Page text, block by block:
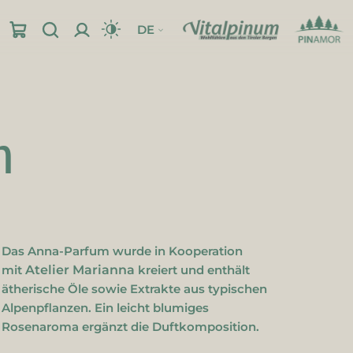
DE
Das Anna-Parfum wurde in Kooperation
mit Atelier Marianna kreiert und enthält
ätherische Öle sowie Extrakte aus typischen
Alpenpflanzen. Ein leicht blumiges
Rosenaroma ergänzt die Duftkomposition.